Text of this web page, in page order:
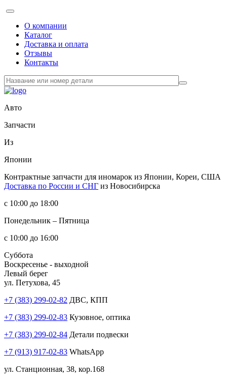
О компании
Каталог
Доставка и оплата
Отзывы
Контакты
Авто
Запчасти
Из
Японии
Контрактные запчасти для иномарок из Японии, Кореи, США
Доставка по России и СНГ из Новосибирска
с 10:00 до 18:00
Понедельник – Пятница
с 10:00 до 16:00
Суббота
Воскресенье - выходной
Левый берег
ул. Петухова, 45
+7 (383) 299-02-82 ДВС, КПП
+7 (383) 299-02-83 Кузовное, оптика
+7 (383) 299-02-84 Детали подвески
+7 (913) 917-02-83 WhatsApp
ул. Станционная, 38, кор.168